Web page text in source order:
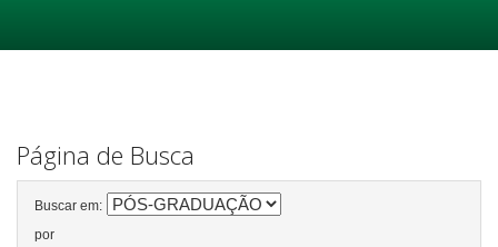
Página de Busca
Buscar em:
por